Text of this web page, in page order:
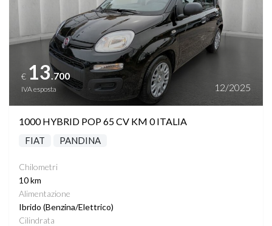
€ 13.700
IVA esposta 12/2025
1000 HYBRID POP 65 CV KM 0 ITALIA
FIAT PANDINA
Chilometri
10 km
Alimentazione
Ibrido (Benzina/Elettrico)
Cilindrata